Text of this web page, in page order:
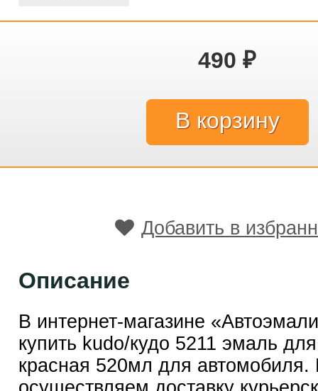
490 ₽
Добавить в
Описание
В интернет-магазине
купить kudo/кудо 5211 эмаль
красная 520мл для